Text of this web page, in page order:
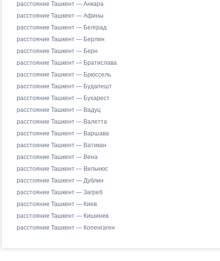
расстояние Ташкент — Анкара
расстояние Ташкент — Афины
расстояние Ташкент — Белград
расстояние Ташкент — Берлин
расстояние Ташкент — Берн
расстояние Ташкент — Братислава
расстояние Ташкент — Брюссель
расстояние Ташкент — Будапешт
расстояние Ташкент — Бухарест
расстояние Ташкент — Вадуц
расстояние Ташкент — Валетта
расстояние Ташкент — Варшава
расстояние Ташкент — Ватикан
расстояние Ташкент — Вена
расстояние Ташкент — Вильнюс
расстояние Ташкент — Дублин
расстояние Ташкент — Загреб
расстояние Ташкент — Киев
расстояние Ташкент — Кишинев
расстояние Ташкент — Копенгаген